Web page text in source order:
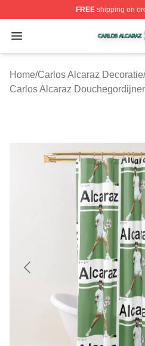
FREEshipping on
Open menu
Carlos Alcaraz Shop ⚡️
Home/Carlos Alcaraz Decoratie/
Carlos Alcaraz